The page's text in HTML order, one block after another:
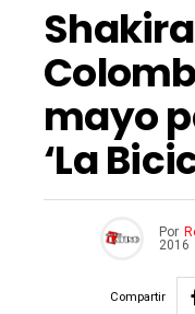
mayo
‘La
Por
2016
Compartir